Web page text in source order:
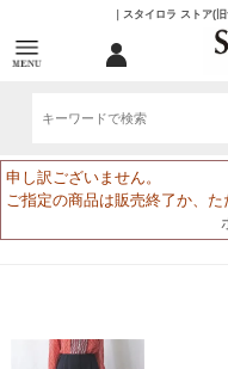
｜スタイロラ ストア(
申し訳ございません。
ご指定の商品は販売終了か、た